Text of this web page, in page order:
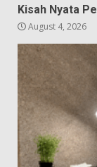
Kisah Nyata
August 4, 2026